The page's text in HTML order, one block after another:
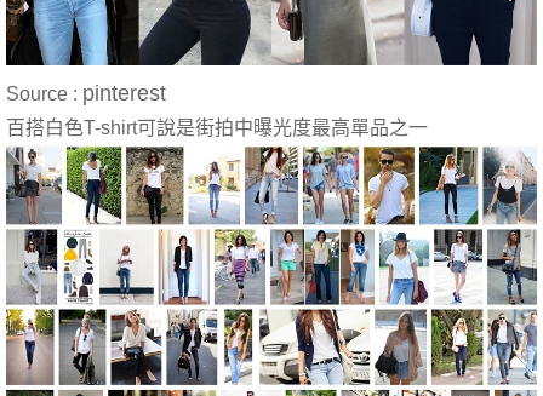
Source : pinterest
百搭白色T-shirt可說是街拍中曝光度最高單品之一